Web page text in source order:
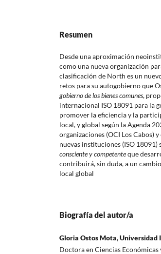
Resumen
Desde una aproximación
como una nueva organización
clasificación de North es un
retos para su autogobierno que
gobierno de los bienes comunes,
internacional ISO 18091 para la
promover la eficiencia y la
local, y global según la Agenda
organizaciones (OCI Los Cabos)
nuevas instituciones (ISO
consciente y competenteque
contribuirá, sin duda, a un
local global
Biografía del autor/a
Gloria Ostos Mota, Universidad
Doctora en Ciencias